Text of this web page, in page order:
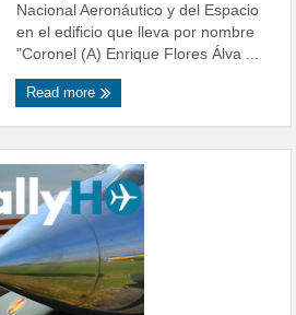
Nacional Aeronáutico y del Espacio
en el edificio que lleva por nombre
"Coronel (A) Enrique Flores Álva ...
Read more